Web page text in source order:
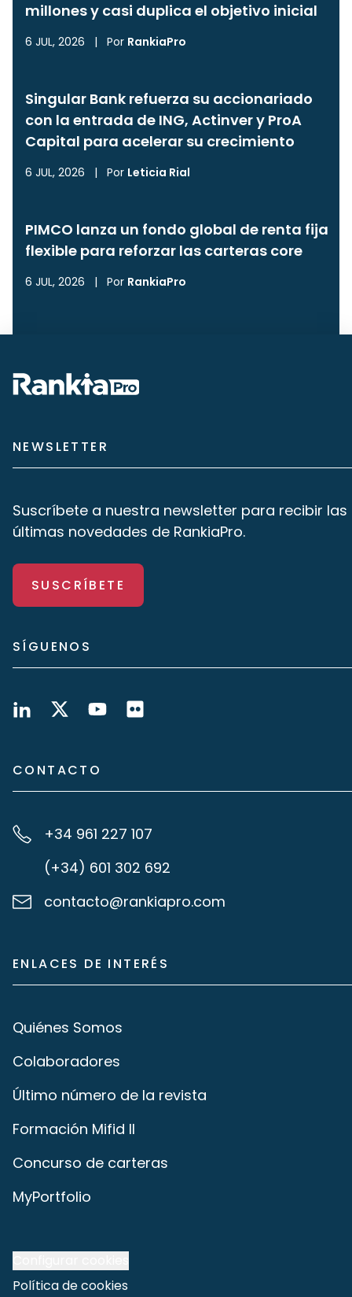
millones y casi duplica el objetivo inicial
6 JUL, 2026 | Por RankiaPro
Singular Bank refuerza su accionariado
con la entrada de ING, Actinver y ProA
Capital para acelerar su crecimiento
6 JUL, 2026 | Por Leticia Rial
PIMCO lanza un fondo global de renta fija
flexible para reforzar las carteras core
6 JUL, 2026 | Por RankiaPro
NEWSLETTER
Suscríbete a nuestra newsletter para recibir las
últimas novedades de RankiaPro.
SUSCRÍBETE
SÍGUENOS
CONTACTO
+34 961 227 107
(+34) 601 302 692
contacto@rankiapro.com
ENLACES DE INTERÉS
Quiénes Somos
Colaboradores
Último número de la revista
Formación Mifid II
Concurso de carteras
MyPortfolio
Política de cookies